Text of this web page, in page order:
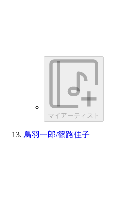
マイアーティスト
鳥羽一郎/篠路佳子